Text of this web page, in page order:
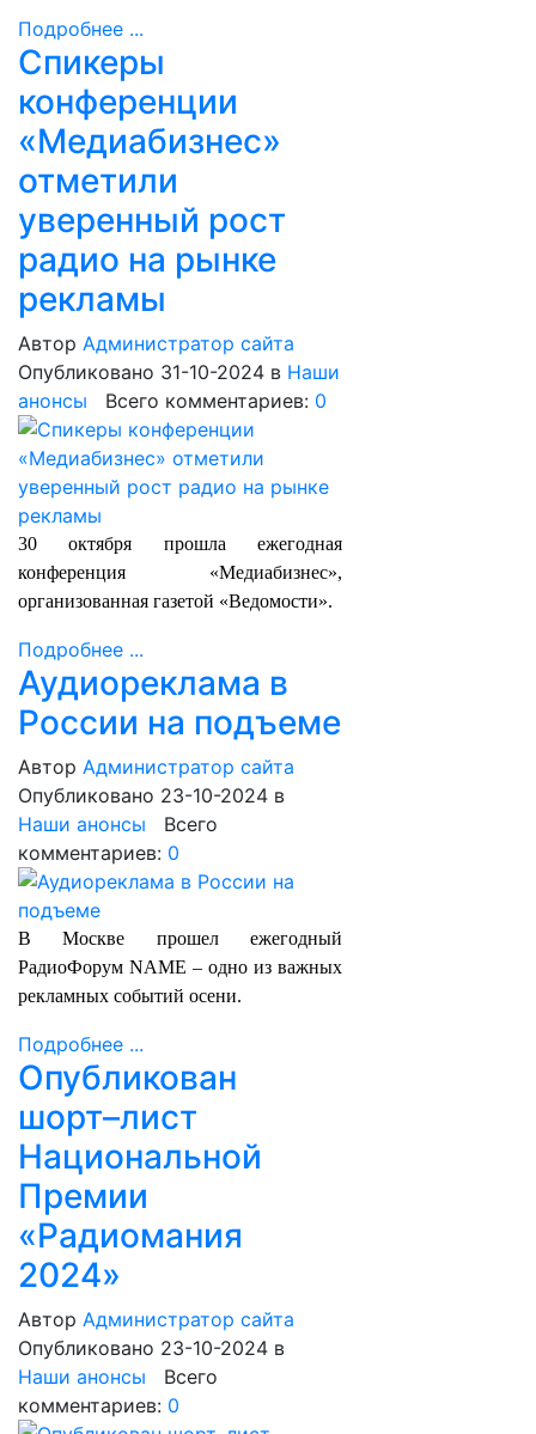
Подробнее ...
Спикеры
конференции
«Медиабизнес»
отметили
уверенный рост
радио на рынке
рекламы
Автор Администратор сайта
Опубликовано 31-10-2024 в Наши
анонсы Всего комментариев: 0
30 октября прошла ежегодная
конференция «Медиабизнес»,
организованная газетой «Ведомости».
Подробнее ...
Аудиореклама в
России на подъеме
Автор Администратор сайта
Опубликовано 23-10-2024 в
Наши анонсы Всего
комментариев: 0
В Москве прошел ежегодный
РадиоФорум NAME – одно из важных
рекламных событий осени.
Подробнее ...
Опубликован
шорт–лист
Национальной
Премии
«Радиомания
2024»
Автор Администратор сайта
Опубликовано 23-10-2024 в
Наши анонсы Всего
комментариев: 0